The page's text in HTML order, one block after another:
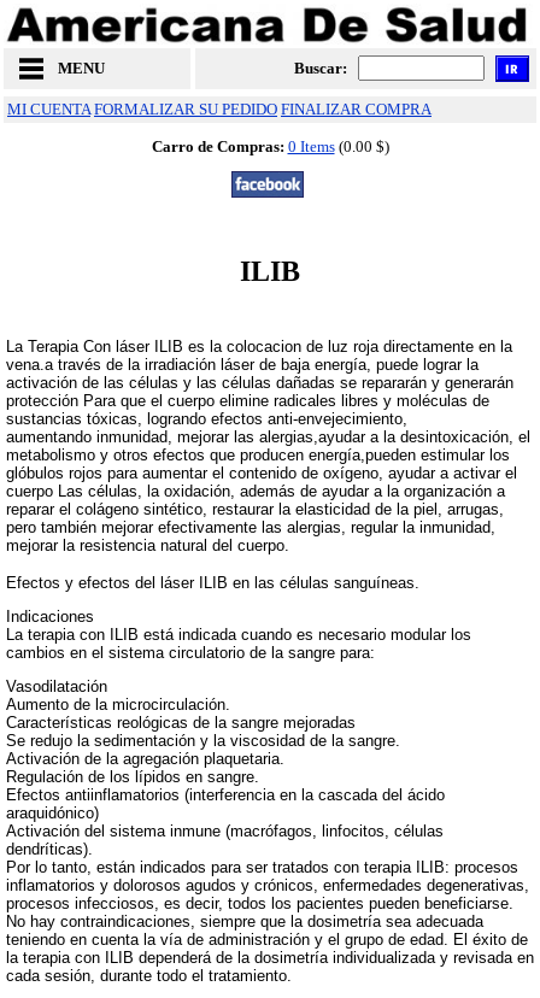
MENU Buscar:
MI CUENTA FORMALIZAR SU PEDIDO FINALIZAR COMPRA
Carro de Compras: 0 Items(0.00 $)
ILIB
La Terapia Con láser ILIB es la colocacion de luz roja directamente en la
vena.a través de la irradiación láser de baja energía, puede lograr la
activación de las células y las células dañadas se repararán y generarán
protección Para que el cuerpo elimine radicales libres y moléculas de
sustancias tóxicas, logrando efectos anti-envejecimiento,
aumentando inmunidad, mejorar las alergias,ayudar a la desintoxicación, el
metabolismo y otros efectos que producen energía,pueden estimular los
glóbulos rojos para aumentar el contenido de oxígeno, ayudar a activar el
cuerpo Las células, la oxidación, además de ayudar a la organización a
reparar el colágeno sintético, restaurar la elasticidad de la piel, arrugas,
pero también mejorar efectivamente las alergias, regular la inmunidad,
mejorar la resistencia natural del cuerpo.
Efectos y efectos del láser ILIB en las células sanguíneas.
Indicaciones
La terapia con ILIB está indicada cuando es necesario modular los
cambios en el sistema circulatorio de la sangre para:
Vasodilatación
Aumento de la microcirculación.
Características reológicas de la sangre mejoradas
Se redujo la sedimentación y la viscosidad de la sangre.
Activación de la agregación plaquetaria.
Regulación de los lípidos en sangre.
Efectos antiinflamatorios (interferencia en la cascada del ácido
araquidónico)
Activación del sistema inmune (macrófagos, linfocitos, células
dendríticas).
Por lo tanto, están indicados para ser tratados con terapia ILIB: procesos
inflamatorios y dolorosos agudos y crónicos, enfermedades degenerativas,
procesos infecciosos, es decir, todos los pacientes pueden beneficiarse.
No hay contraindicaciones, siempre que la dosimetría sea adecuada
teniendo en cuenta la vía de administración y el grupo de edad. El éxito de
la terapia con ILIB dependerá de la dosimetría individualizada y revisada en
cada sesión, durante todo el tratamiento.